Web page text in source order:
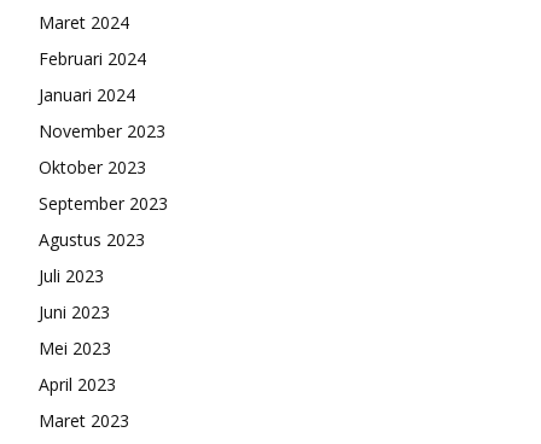
Maret 2024
Februari 2024
Januari 2024
November 2023
Oktober 2023
September 2023
Agustus 2023
Juli 2023
Juni 2023
Mei 2023
April 2023
Maret 2023